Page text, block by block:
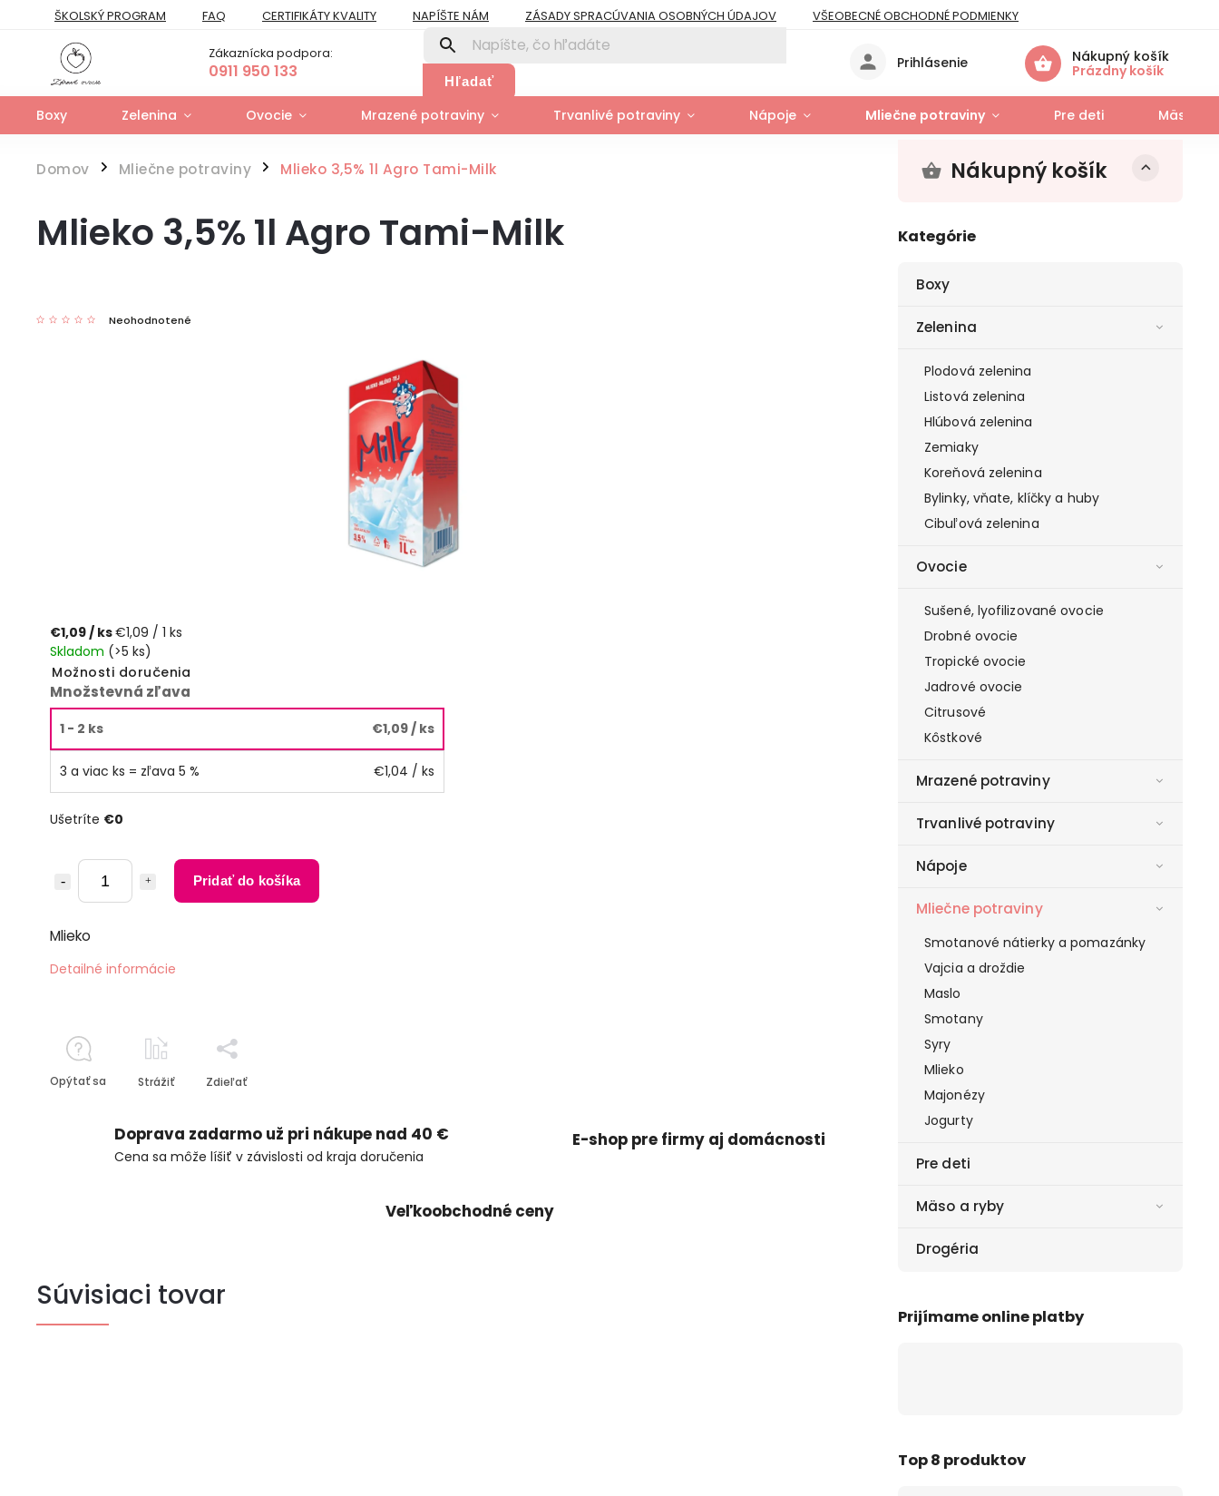
ŠKOLSKÝ PROGRAM FAQ CERTIFIKÁTY KVALITY NAPÍŠTE NÁM ZÁSADY SPRACÚVANIA OSOBNÝCH ÚDAJOV
VŠEOBECNÉ OBCHODNÉ PODMIENKY
PREPRAVNÝ PORIADOK
PRE FIRMY A ORGANIZÁCIE
ZÁSADY POUŽÍVANIA SÚBOROV COOKIES
FORMULÁR NA UPLATNENIE PRÁV ZO ZODPOVEDNOSTI ZA VADY
MOJA OBJEDNÁVKA
Zákaznícka podpora:
0911 950 133 Hľadať
Nákupný košík
Prázdny košík
Prihlásenie
Boxy Zelenina Ovocie Mrazené potraviny Trvanlivé potraviny Nápoje Mliečne potraviny Pre deti Mäso a
Domov / Mliečne potraviny / Mlieko 3,5% 1l Agro Tami-Milk Nákupný košík
Kategórie
Boxy
Zelenina
Plodová zelenina
Listová zelenina
Hlúbová zelenina
Zemiaky
Koreňová zelenina
Bylinky, vňate, klíčky a huby
Cibuľová zelenina
Ovocie
Sušené, lyofilizované ovocie
Drobné ovocie
Tropické ovocie
Jadrové ovocie
Citrusové
Kôstkové
Mrazené potraviny
Trvanlivé potraviny
Nápoje
Mliečne potraviny
Smotanové nátierky a pomazánky
Vajcia a droždie
Maslo
Smotany
Syry
Mlieko
Majonézy
Jogurty
Pre deti
Mäso a ryby
Drogéria
Prijímame online platby
Top 8 produktov
Mlieko 3,5% 1l Agro Tami-Milk
Neohodnotené
€1,09 / ks€1,09 / 1 ks
Skladom (>5 ks)
Možnosti doručenia
Množstevná zľava
1 - 2 ks €1,09/ ks
3 a viac ks = zľava 5 % €1,04 / ks
Ušetríte €0
Pridať do košíka
Mlieko
Detailné informácie
Opýtať sa Strážiť Zdieľať
Doprava zadarmo už pri nákupe nad 40 €
Cena sa môže líšiť v závislosti od kraja doručenia
E-shop pre firmy aj domácnosti
Veľkoobchodné ceny
Súvisiaci tovar